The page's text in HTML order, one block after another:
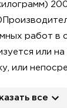
работ в
или
или
ведущих
все